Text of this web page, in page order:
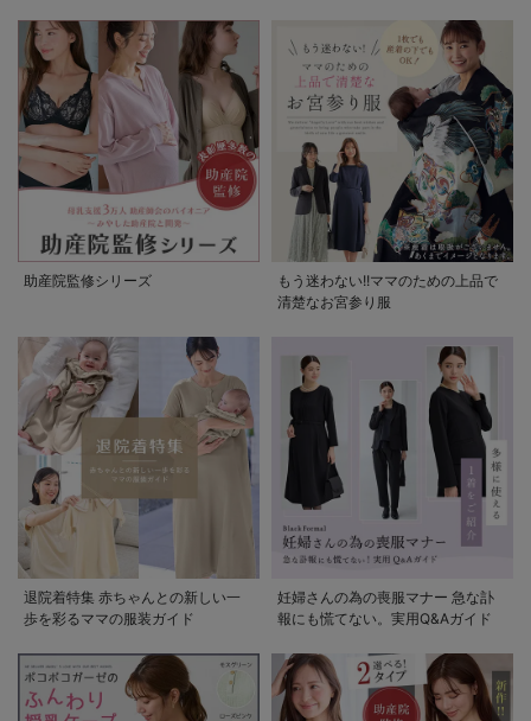
助産院監修シリーズ
もう迷わない!!ママのための上品で
清楚なお宮参り服
退院着特集 赤ちゃんとの新しい一
歩を彩るママの服装ガイド
妊婦さんの為の喪服マナー 急な訃
報にも慌てない。実用Q&Aガイド